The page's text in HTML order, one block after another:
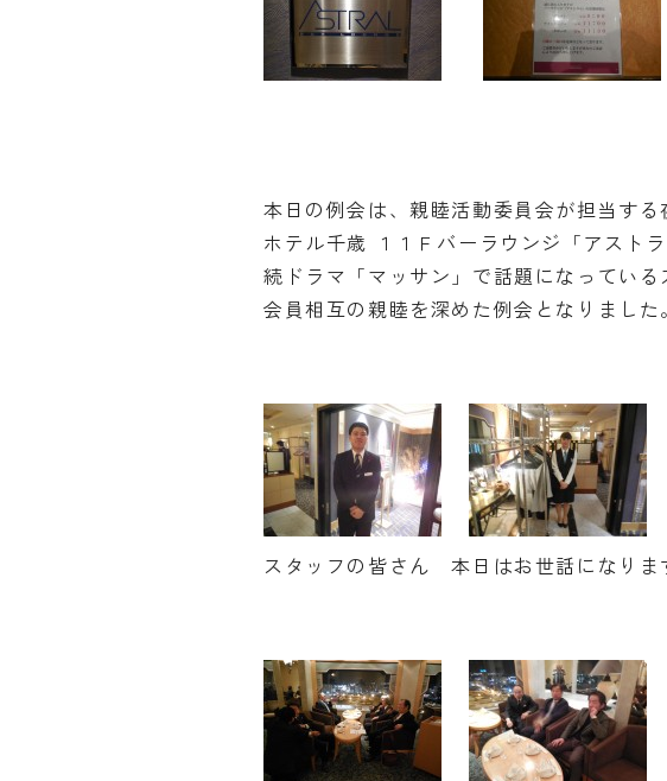
本日の例会は、親睦活動委員会が担当す
ホテル千歳 １１Ｆバーラウンジ「アスト
続ドラマ「マッサン」で話題になっている
会員相互の親睦を深めた例会となりました。
スタッフの皆さん 本日はお世話になりま